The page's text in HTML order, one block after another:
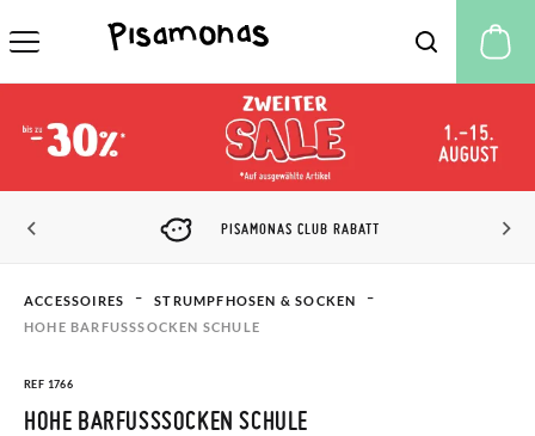
PISAMONAS CLUB RABATT
ACCESSOIRES
STRUMPFHOSEN & SOCKEN
HOHE BARFUSSSOCKEN SCHULE
REF 1766
HOHE BARFUSSSOCKEN SCHULE